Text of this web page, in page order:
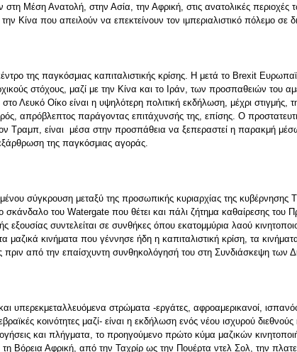
στη Μέση Ανατολή, στην Ασία, την Αφρική, στις ανατολικές
που απειλούν να επεκτείνουν τον ιμπεριαλιστικό πόλεμο σε
της παγκόσμιας καπιταλιστικής κρίσης. Η μετά το Brexit
στόχους, μαζί με την Κίνα και το Ιράν, των προσπαθειών του
Λευκό Οίκο είναι η υψηλότερη πολιτική εκδήλωση, μέχρι στιγμής,
απρόβλεπτος παράγοντας επιτάχυνσής της, επίσης. Ο
Τραμπ, είναι μέσα στην προσπάθεια να ξεπεραστεί η παρακμή
της παγκόσμιας αγοράς.
σύγκρουση μεταξύ της προσωπικής κυριαρχίας της κυβέρνησης
του Watergate που θέτει και πάλι ζήτημα καθαίρεσης του
συντελείται σε συνθήκες όπου εκατομμύρια λαού
κινήματα που γέννησε ήδη η καπιταλιστική κρίση, τα
από την επαίσχυντη συνθηκολόγησή του στη Συνδιάσκεψη των
υπερεκμεταλλευόμενα στρώματα -εργάτες, αφροαμερικανοί,
κοινότητες μαζί- είναι η εκδήλωση ενός νέου ισχυρού διεθνούς
και πλήγματα, το προηγούμενο πρώτο κύμα μαζικών
Αφρική, από την Ταχρίρ ως την Πουέρτα ντελ Σολ, την